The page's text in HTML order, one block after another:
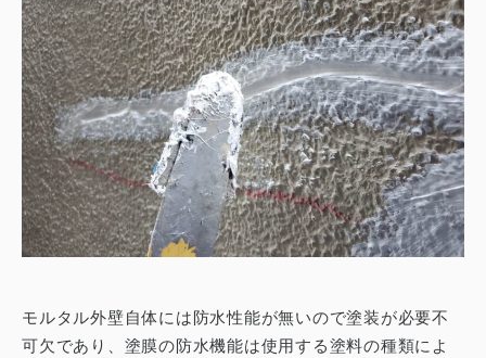
モルタル外壁自体には防水性能が無いので塗装が必要不
可欠であり、塗膜の防水機能は使用する塗料の種類によ